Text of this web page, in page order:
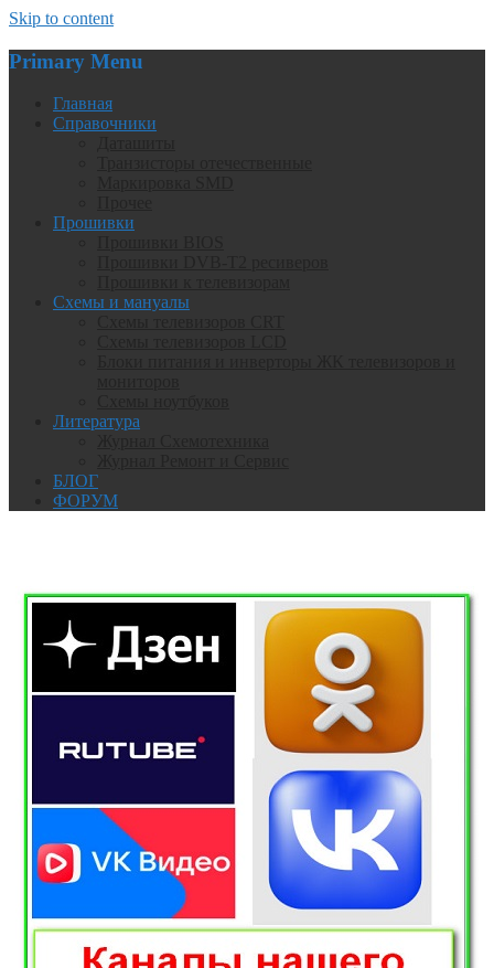
Skip to content
Primary Menu
Главная
Справочники
Прошивки
Схемы и мануалы
Литература
БЛОГ
ФОРУМ